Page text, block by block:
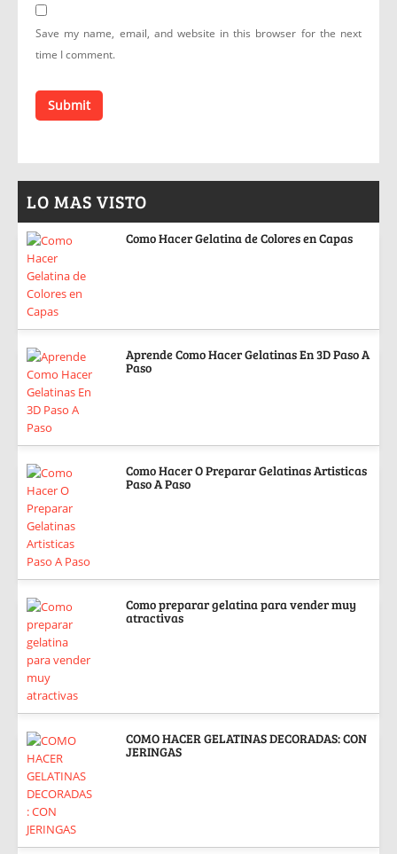
Save my name, email, and website in this browser for the next
time I comment.
LO MAS VISTO
Como Hacer Gelatina de Colores en Capas
Aprende Como Hacer Gelatinas En 3D Paso A
Paso
Como Hacer O Preparar Gelatinas Artisticas
Paso A Paso
Como preparar gelatina para vender muy
atractivas
COMO HACER GELATINAS DECORADAS: CON
JERINGAS